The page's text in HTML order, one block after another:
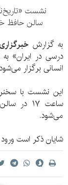
سالن حافظ
به گزارش
درسی در ایران»
انسانی برگزار
ساعت ۱۷
می‌شود.
شایان ذکر است ورود